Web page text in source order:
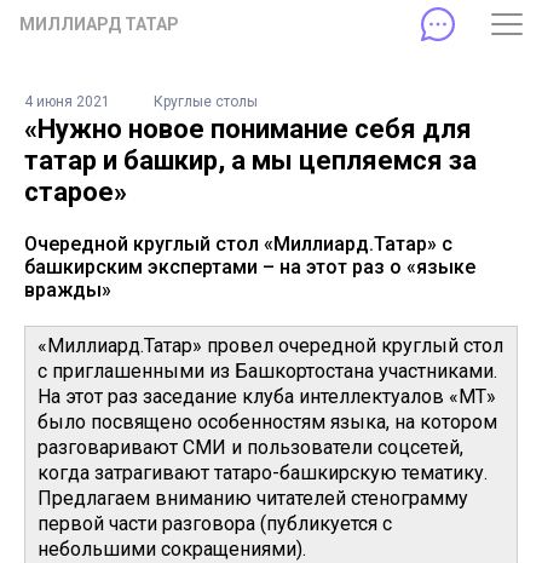
МИЛЛИАРД ТАТАР
4 июня 2021 Круглые столы
«Нужно новое понимание себя для
татар и башкир, а мы цепляемся за
старое»
Очередной круглый стол «Миллиард.Татар» с
башкирским экспертами – на этот раз о «языке
вражды»
«Миллиард.Татар» провел очередной круглый стол
с приглашенными из Башкортостана участниками.
На этот раз заседание клуба интеллектуалов «МТ»
было посвящено особенностям языка, на котором
разговаривают СМИ и пользователи соцсетей,
когда затрагивают татаро-башкирскую тематику.
Предлагаем вниманию читателей стенограмму
первой части разговора (публикуется с
небольшими сокращениями).